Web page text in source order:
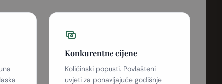
Konkurentne cijene
Količinski popusti. Povlašteni
uvjeti za ponavljajuće godišnje